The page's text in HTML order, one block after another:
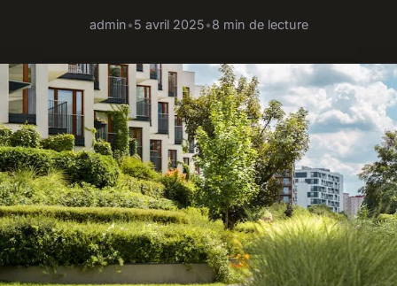
admin•5 avril 2025•8 min de lecture